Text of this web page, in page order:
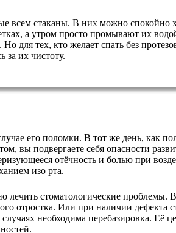
всем стаканы. В них можно спокойно
а утром просто промывают их
для тех, кто желает спать без
за их чистоту.
его поломки. В тот же день, как
вы подвергаете себя опасности
отёчность и болью при
изо рта.
стоматологические проблемы.
отростка. Или при наличии дефекта
необходима перебазировка. Её